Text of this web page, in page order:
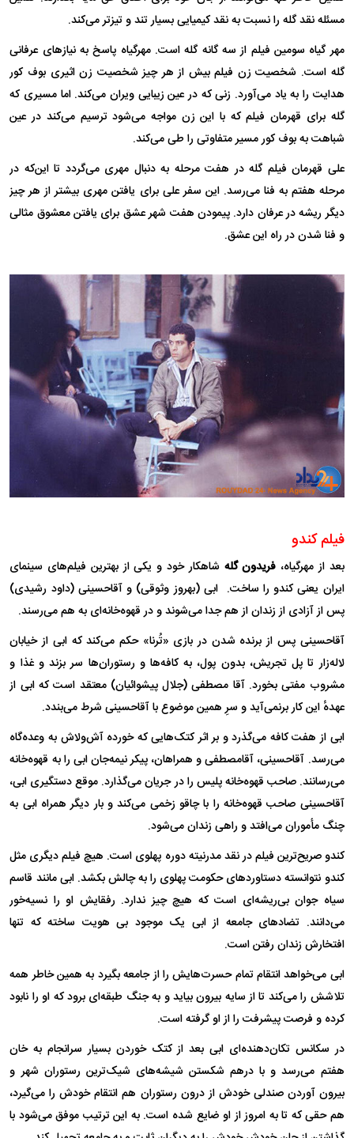
مسئله نقد گله را نسبت به نقد کیمیایی بسیار تند و تیزتر می‌کند.
مهر گیاه سومین فیلم از سه گانه گله است. مهرگیاه پاسخ به نیاز‌های عرفانی
گله است. شخصیت زن فیلم بیش از هر چیز شخصیت زن اثیری بوف کور
هدایت را به یاد می‌آورد. زنی که در عین زیبایی ویران می‌کند. اما مسیری که
گله برای قهرمان فیلم که با این زن مواجه می‌شود ترسیم می‌کند در عین
شباهت به بوف کور مسیر متفاوتی را طی می‌کند.
علی قهرمان فیلم گله در هفت مرحله به دنبال مهری می‌گردد تا این‌که در
مرحله هفتم به فنا می‌رسد. این سفر علی برای یافتن مهری بیشتر از هر چیز
دیگر ریشه در عرفان دارد. پیمودن هفت شهر عشق برای یافتن معشوق مثالی
و فنا شدن در راه این عشق.
فیلم کندو
بعد از مهرگیاه، فریدون گله شاهکار خود و یکی از بهترین فیلم‌های سینمای
ایران یعنی کندو را ساخت. ابی (بهروز وثوقی) و آقاحسینی (داود رشیدی)
پس از آزادی از زندان از هم جدا می‌شوند و در قهوه‌خانه‌ای به هم می‌رسند.
آقاحسینی پس از برنده شدن در بازی «تُرنا» حکم می‌کند که ابی از خیابان
لاله‌زار تا پل تجریش، بدون پول، به کافه‌ها و رستوران‌ها سر بزند و غذا و
مشروب مفتی بخورد. آقا مصطفی (جلال پیشوائیان) معتقد است که ابی از
عهدهٔ این کار برنمی‌آید و سرِ همین موضوع با آقاحسینی شرط می‌بندد.
ابی از هفت کافه می‌گذرد و بر اثر کتک‌هایی که خورده آش‌ولاش به وعده‌گاه
می‌رسد. آقاحسینی، آقامصطفی و همراهان، پیکر نیمه‌جان ابی را به قهوه‌خانه
می‌رسانند. صاحب قهوه‌خانه پلیس را در جریان می‌گذارد. موقع دستگیری ابی،
آقاحسینی صاحب قهوه‌خانه را با چاقو زخمی می‌کند و بار دیگر همراه ابی به
چنگ مأموران می‌افتد و راهی زندان می‌شود.
کندو صریح‌ترین فیلم در نقد مدرنیته دوره پهلوی است. هیچ فیلم دیگری مثل
کندو نتوانسته دستاورد‌های حکومت پهلوی را به چالش بکشد. ابی مانند قاسم
سیاه جوان بی‌ریشه‌ای است که هیچ چیز ندارد. رفقایش او را نسیه‌خور
می‌دانند. تضاد‌های جامعه از ابی یک موجود بی هویت ساخته که تنها
افتخارش زندان رفتن است.
ابی می‌خواهد انتقام تمام حسرت‌هایش را از جامعه بگیرد به همین خاطر همه
تلاشش را می‌کند تا از سایه بیرون بیاید و به جنگ طبقه‌ای برود که او را نابود
کرده و فرصت پیشرفت را از او گرفته است.
در سکانس تکان‌دهنده‌ای ابی بعد از کتک خوردن بسیار سرانجام به خان
هفتم می‌رسد و با درهم شکستن شیشه‌های شیک‌ترین رستوران شهر و
بیرون آوردن صندلی خودش از درون رستوران هم انتقام خودش را می‌گیرد،
هم حقی که تا به امروز از او ضایع شده است. به این ترتیب موفق می‌شود با